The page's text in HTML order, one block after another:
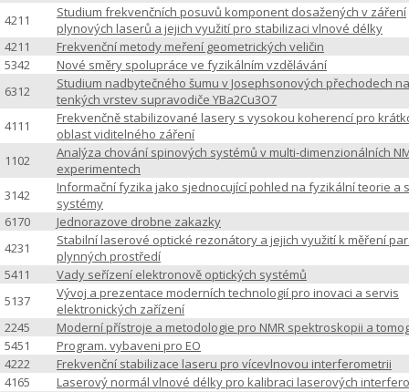
4211
Studium frekvenčních posuvů komponent dosažených v záření
plynových laserů a jejich využití pro stabilizaci vlnové délky
4211
Frekvenční metody meření geometrických veličin
5342
Nové směry spolupráce ve fyzikálním vzdělávání
6312
Studium nadbytečného šumu v Josephsonových přechodech
tenkých vrstev supravodiče YBa2Cu3O7
4111
Frekvenčně stabilizované lasery s vysokou koherencí pro
oblast viditelného záření
1102
Analýza chování spinových systémů v multi-dimenzionálních
experimentech
3142
Informační fyzika jako sjednocující pohled na fyzikální teorie a
systémy
6170
Jednorazove drobne zakazky
4231
Stabilní laserové optické rezonátory a jejich využití k měření
plynných prostředí
5411
Vady seřízení elektronově optických systémů
5137
Vývoj a prezentace moderních technologií pro inovaci a servis
elektronických zařízení
2245
Moderní přístroje a metodologie pro NMR spektroskopii a
5451
Program. vybaveni pro EO
4222
Frekvenční stabilizace laseru pro vícevlnovou interferometrii
4165
Laserový normál vlnové délky pro kalibraci laserových